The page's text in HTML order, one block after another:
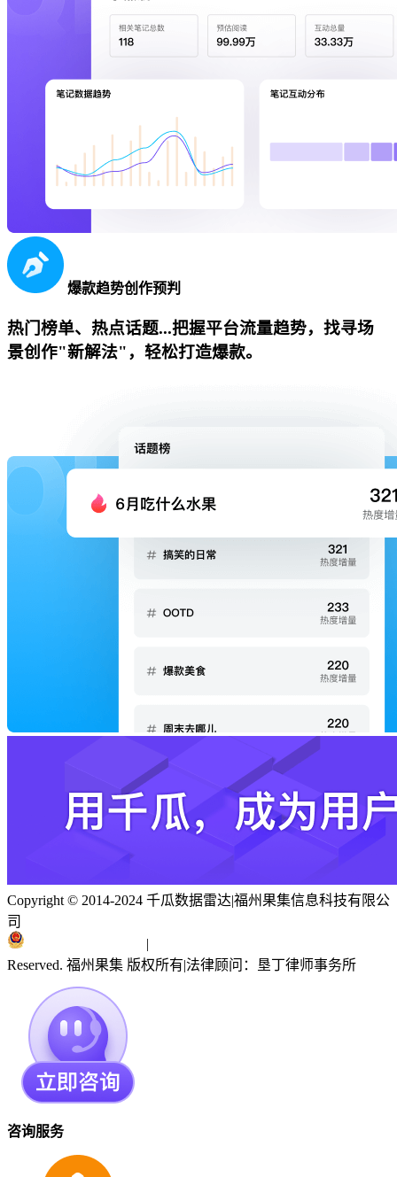
爆款趋势创作预判
热门榜单、热点话题...把握平台流量趋势，找寻场
景创作"新解法"，轻松打造爆款。
Copyright © 2014-2024 千瓜数据雷达|福州果集信息科技有限公
司
|
Reserved. 福州果集 版权所有|法律顾问：垦丁律师事务所
咨询服务